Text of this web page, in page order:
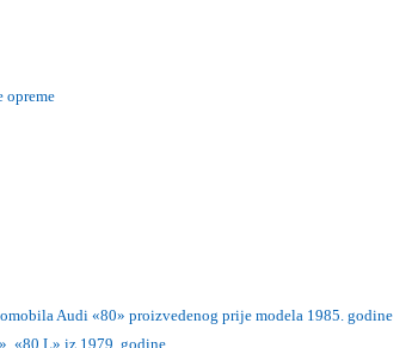
opreme
Audi «80» proizvedenog prije modela 1985. godine
«80 L» iz 1979. godine